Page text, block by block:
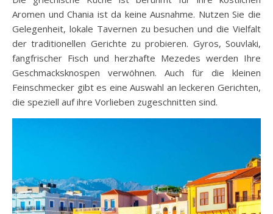
Aromen und Chania ist da keine Ausnahme. Nutzen Sie die
Gelegenheit, lokale Tavernen zu besuchen und die Vielfalt
der traditionellen Gerichte zu probieren. Gyros, Souvlaki,
fangfrischer Fisch und herzhafte Mezedes werden Ihre
Geschmacksknospen verwöhnen. Auch für die kleinen
Feinschmecker gibt es eine Auswahl an leckeren Gerichten,
die speziell auf ihre Vorlieben zugeschnitten sind.